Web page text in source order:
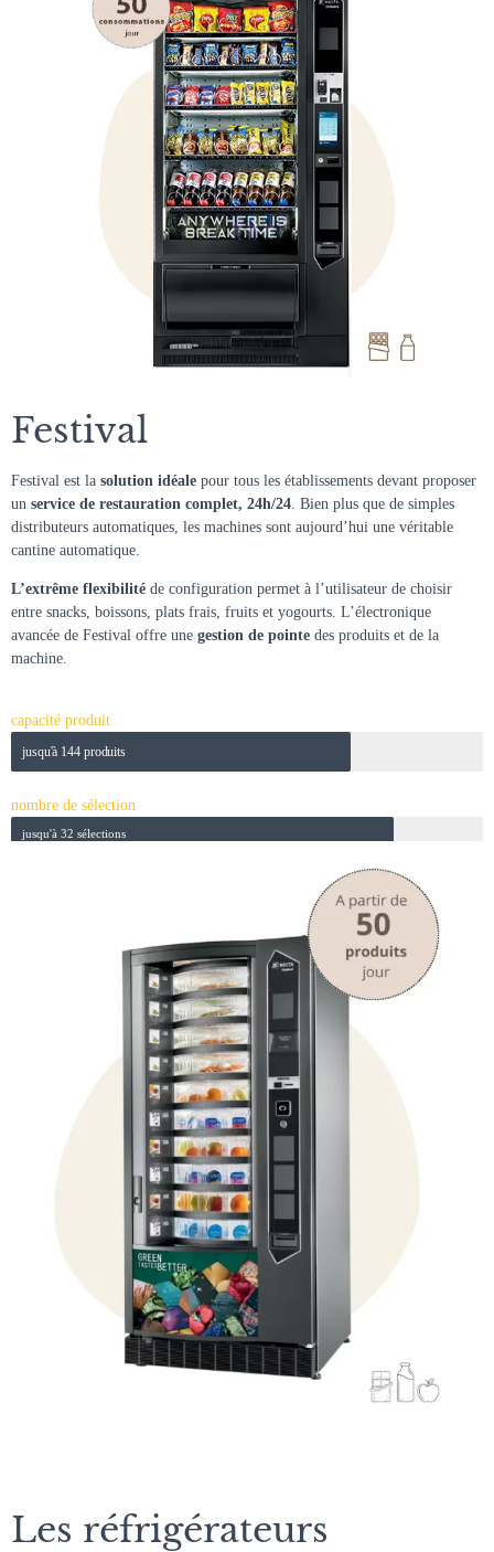
Festival
Festival est la solution idéale pour tous les établissements devant proposer
un service de restauration complet, 24h/24 . Bien plus que de simples
distributeurs automatiques, les machines sont aujourd’hui une véritable
cantine automatique.
L’extrême flexibilité de configuration permet à l’utilisateur de choisir
entre snacks, boissons, plats frais, fruits et yogourts. L’électronique
avancée de Festival offre une gestion de pointe des produits et de la
machine.
capacité produit
jusqu'à 144 produits
nombre de sélection
jusqu'à 32 sélections
Les réfrigérateurs